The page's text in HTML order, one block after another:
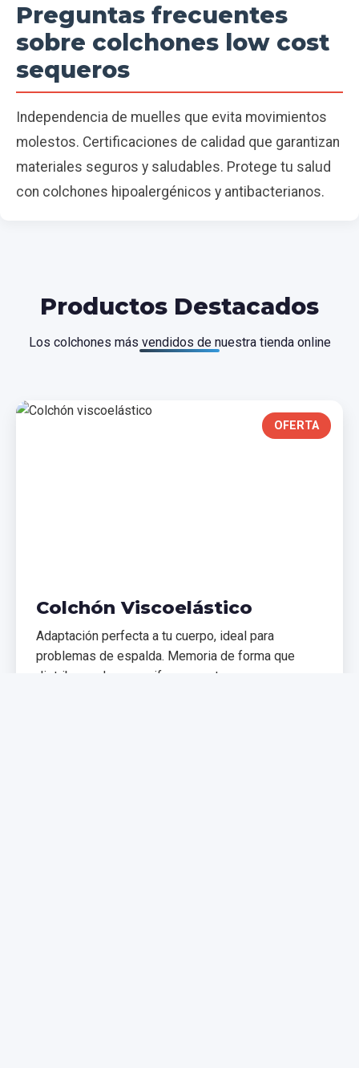
Preguntas frecuentes
sobre colchones low cost
sequeros
Independencia de muelles que evita movimientos
molestos. Certificaciones de calidad que garantizan
materiales seguros y saludables. Protege tu salud
con colchones hipoalergénicos y antibacterianos.
Productos Destacados
Los colchones más vendidos de nuestra tienda online
OFERTA
Colchón Viscoelástico
Adaptación perfecta a tu cuerpo, ideal para
problemas de espalda. Memoria de forma que
distribuye el peso uniformemente.